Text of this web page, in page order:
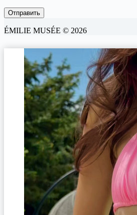
ÉMILIE MUSÉE © 2026